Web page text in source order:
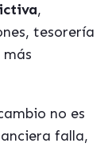
,
tesorería
no es
falla,